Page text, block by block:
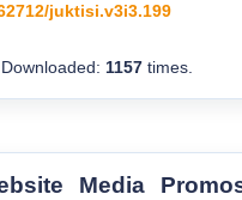
juktisi.v3i3.199
1157times.
Media